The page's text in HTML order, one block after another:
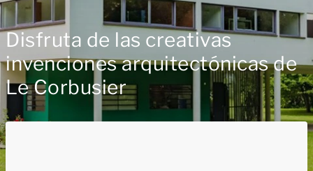
Disfruta de las creativas
invenciones arquitectónicas de
Le Corbusier